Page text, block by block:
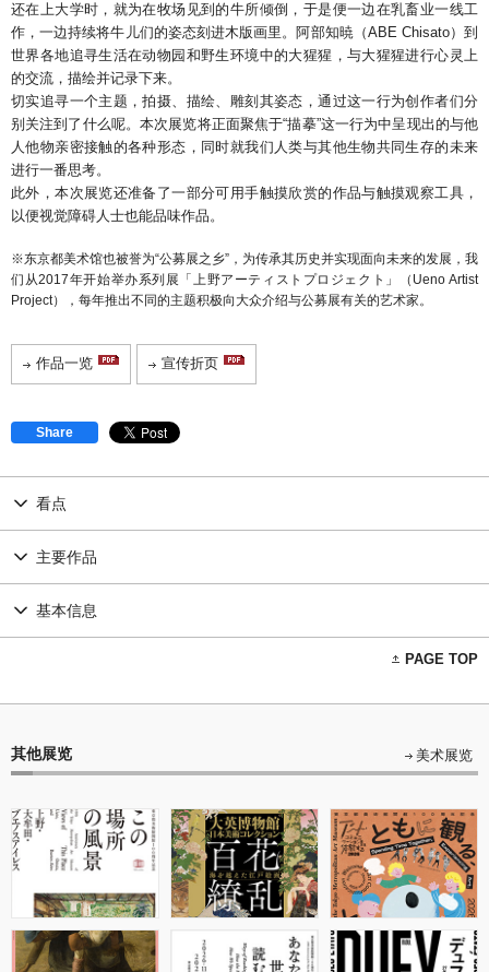
还在上大学时，就为在牧场见到的牛所倾倒，于是便一边在乳畜业一线工
作，一边持续将牛儿们的姿态刻进木版画里。阿部知暁（ABE Chisato）到
世界各地追寻生活在动物园和野生环境中的大猩猩，与大猩猩进行心灵上
的交流，描绘并记录下来。
切实追寻一个主题，拍摄、描绘、雕刻其姿态，通过这一行为创作者们分
别关注到了什么呢。本次展览将正面聚焦于“描摹”这一行为中呈现出的与他
人他物亲密接触的各种形态，同时就我们人类与其他生物共同生存的未来
进行一番思考。
此外，本次展览还准备了一部分可用手触摸欣赏的作品与触摸观察工具，
以便视觉障碍人士也能品味作品。
※东京都美术馆也被誉为“公募展之乡”，为传承其历史并实现面向未来的发展，我
们从2017年开始举办系列展「上野アーティストプロジェクト」（Ueno Artist
Project），每年推出不同的主题积极向大众介绍与公募展有关的艺术家。
作品一览 宣传折页
Share
看点
主要作品
基本信息
PAGE TOP
其他展览 美术展览